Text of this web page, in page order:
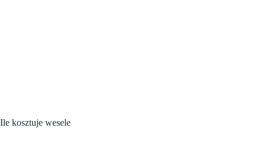
Ile kosztuje wesele